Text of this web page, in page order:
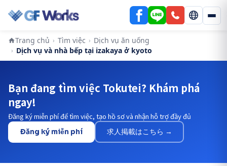
Trang chủ › Tìm việc › Dịch vụ ăn uống
› Dịch vụ và nhà bếp tại izakaya ở kyoto
Bạn đang tìm việc Tokutei? Khám phá
ngay!
Đăng ký miễn phí để tìm việc, tạo hồ sơ và nhận hỗ trợ đầy đủ
Đăng ký miễn phí 求人掲載はこちら →